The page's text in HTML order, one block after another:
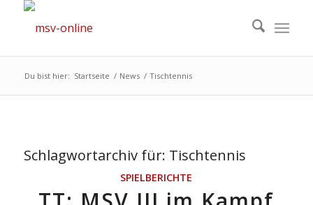
Du bist hier: Startseite / News / Tischtennis
Schlagwortarchiv für: Tischtennis
SPIELBERICHTE